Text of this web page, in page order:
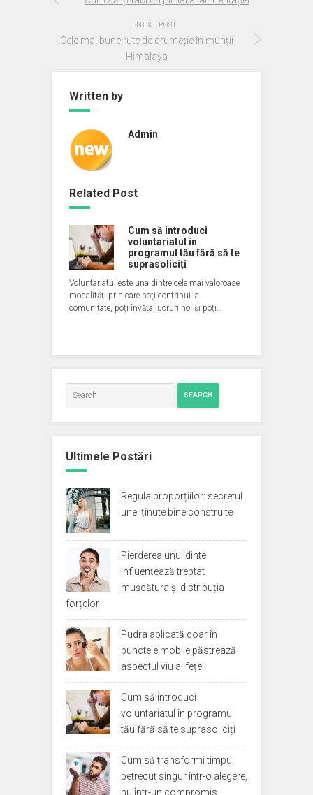
NEXT POST
Cele mai bune rute de drumeție în munții
Himalaya
Written by
Admin
Related Post
Cum să introduci
voluntariatul în
programul tău fără să te
suprasoliciți
Voluntariatul este una dintre cele mai valoroase
modalități prin care poți contribui la
comunitate, poți învăța lucruri noi și poți…
SEARCH
Ultimele Postări
Regula proporțiilor: secretul
unei ținute bine construite
Pierderea unui dinte
influențează treptat
mușcătura și distribuția
forțelor
Pudra aplicată doar în
punctele mobile păstrează
aspectul viu al feței
Cum să introduci
voluntariatul în programul
tău fără să te suprasoliciți
Cum să transformi timpul
petrecut singur într-o alegere,
nu într-un compromis